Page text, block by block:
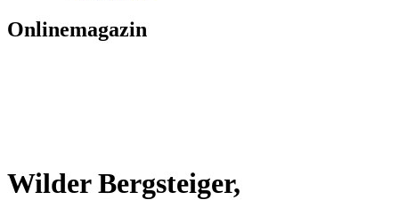
Onlinemagazin
Wilder Bergsteiger,